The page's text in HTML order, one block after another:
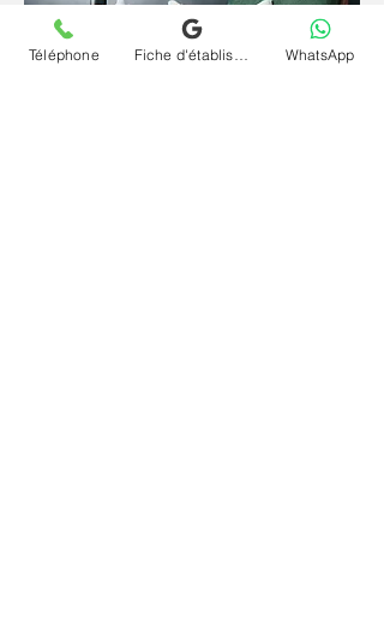
Téléphone WhatsApp